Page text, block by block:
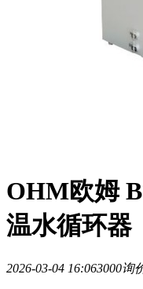
OHM欧姆
温水循环器
2026-03-04 16:063000询